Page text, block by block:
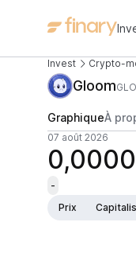
Invest Crypto-
Gloom
GraphiqueÀ
07 août 2026
-
Prix